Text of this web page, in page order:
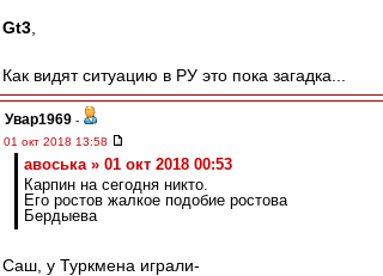
Gt3
Как видят ситуацию в РУ это пока загадка...
Увар1969 -
01 окт 2018 13:58
авоська » 01 окт 2018 00:53
Карпин на сегодня никто.
Его ростов жалкое подобие ростова
Бердыева
Саш, у Туркмена играли-